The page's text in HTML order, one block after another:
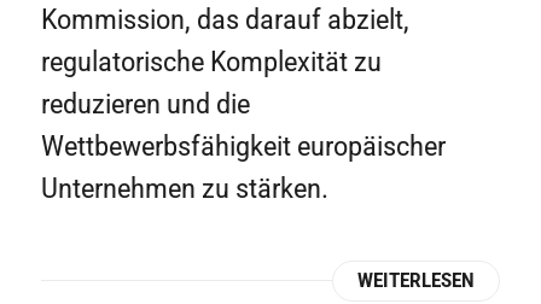
Kommission, das darauf abzielt,
regulatorische Komplexität zu
reduzieren und die
Wettbewerbsfähigkeit europäischer
Unternehmen zu stärken.
WEITERLESEN